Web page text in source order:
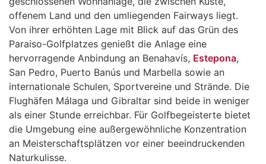
offenem Land und den umliegenden Fairways liegt.
Von ihrer erhöhten Lage mit Blick auf das Grün des
Paraiso-Golfplatzes genießt die Anlage eine
hervorragende Anbindung an Benahavís, Estepona,
San Pedro, Puerto Banús und Marbella sowie an
internationale Schulen, Sportvereine und Strände. Die
Flughäfen Málaga und Gibraltar sind beide in weniger
als einer Stunde erreichbar. Für Golfbegeisterte bietet
die Umgebung eine außergewöhnliche Konzentration
an Meisterschaftsplätzen vor einer beeindruckenden
Naturkulisse.